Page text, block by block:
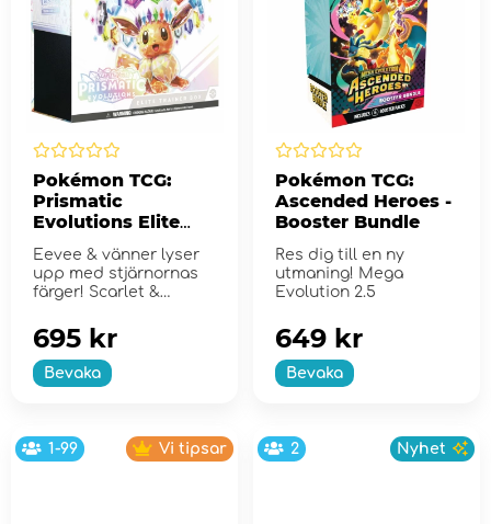
Pokémon TCG:
Prismatic
Evolutions Elite
Trainer Box
Eevee & vänner lyser
upp med stjärnornas
färger! Scarlet &
Bevaka
695 kr
Pokémon TCG:
Ascended Heroes -
Booster Bundle
Res dig till en ny
utmaning! Mega
Evolution 2.5
Bevaka
649 kr
1-99 Vi tipsar 2 Nyhet